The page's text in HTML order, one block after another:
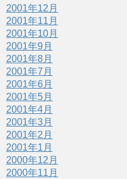
2001年12月
2001年11月
2001年10月
2001年9月
2001年8月
2001年7月
2001年6月
2001年5月
2001年4月
2001年3月
2001年2月
2001年1月
2000年12月
2000年11月